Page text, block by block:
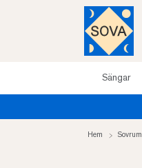
Sängar
Hem Sovrum